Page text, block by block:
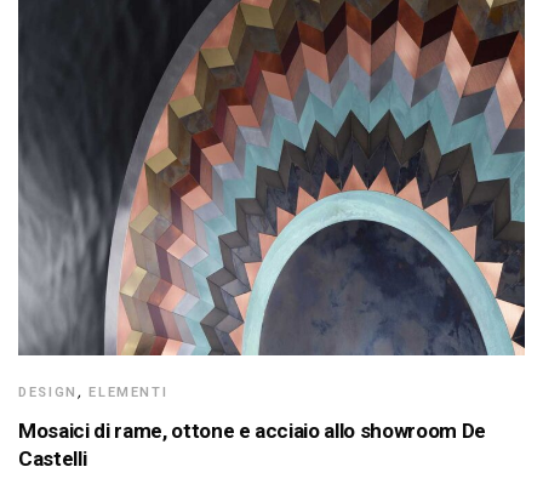
DESIGN ,ELEMENTI
Mosaici di rame, ottone e acciaio allo showroom De
Castelli